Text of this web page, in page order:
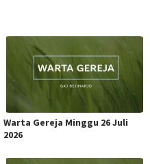
Warta Gereja Minggu 26 Juli
2026